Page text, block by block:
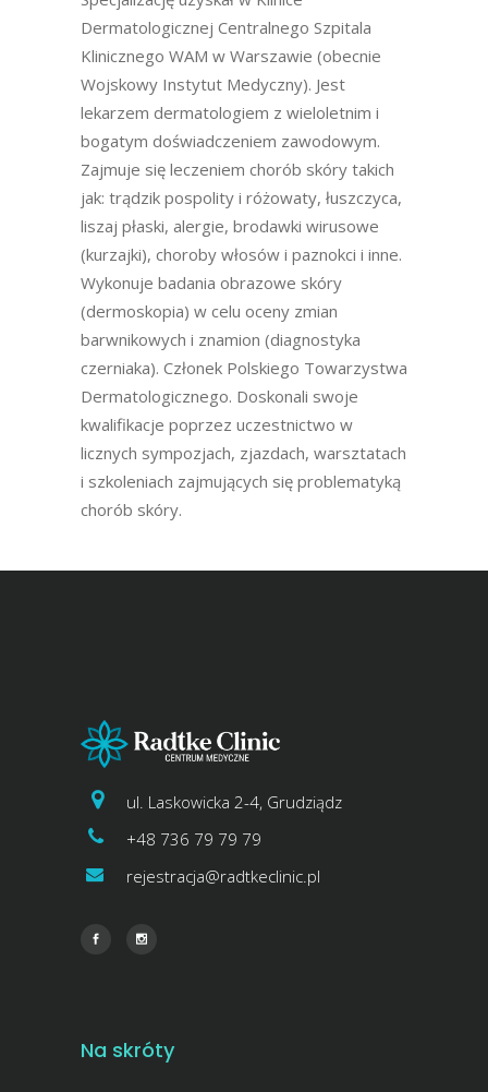
Dermatologicznej Centralnego Szpitala
Klinicznego WAM w Warszawie (obecnie
Wojskowy Instytut Medyczny). Jest
lekarzem dermatologiem z wieloletnim i
bogatym doświadczeniem zawodowym.
Zajmuje się leczeniem chorób skóry takich
jak: trądzik pospolity i różowaty, łuszczyca,
liszaj płaski, alergie, brodawki wirusowe
(kurzajki), choroby włosów i paznokci i inne.
Wykonuje badania obrazowe skóry
(dermoskopia) w celu oceny zmian
barwnikowych i znamion (diagnostyka
czerniaka). Członek Polskiego Towarzystwa
Dermatologicznego. Doskonali swoje
kwalifikacje poprzez uczestnictwo w
licznych sympozjach, zjazdach, warsztatach
i szkoleniach zajmujących się problematyką
chorób skóry.
ul. Laskowicka 2-4, Grudziądz
+48 736 79 79 79
rejestracja@radtkeclinic.pl
Na skróty